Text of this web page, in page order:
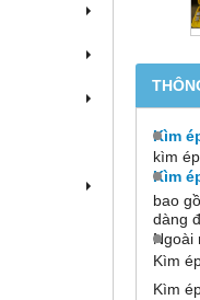
Kìm
kìm
Kìm
bao
dàng
Ngoài
Kìm
Kìm